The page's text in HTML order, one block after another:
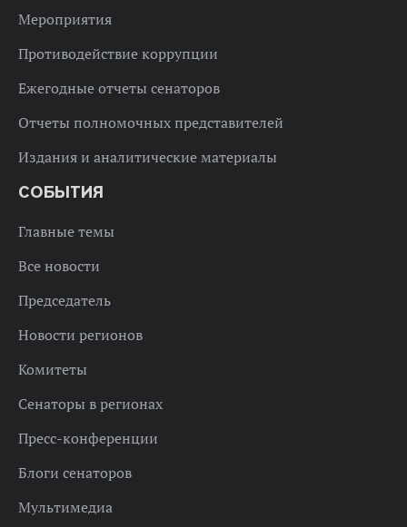
Мероприятия
Противодействие коррупции
Ежегодные отчеты сенаторов
Отчеты полномочных представителей
Издания и аналитические материалы
СОБЫТИЯ
Главные темы
Все новости
Председатель
Новости регионов
Комитеты
Сенаторы в регионах
Пресс-конференции
Блоги сенаторов
Мультимедиа